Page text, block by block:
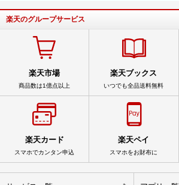
楽天のグループサービス
楽天市場
商品数は1億点以上
楽天ブックス
いつでも全品送料無料
楽天カード
スマホでカンタン申込
楽天ペイ
スマホをお財布に